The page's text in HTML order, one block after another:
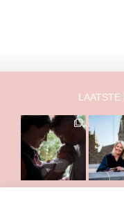
LAATSTE